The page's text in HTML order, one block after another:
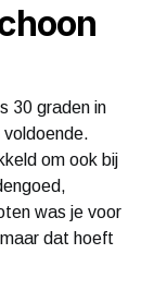
30 graden in
om ook bij
was je voor
dat hoeft